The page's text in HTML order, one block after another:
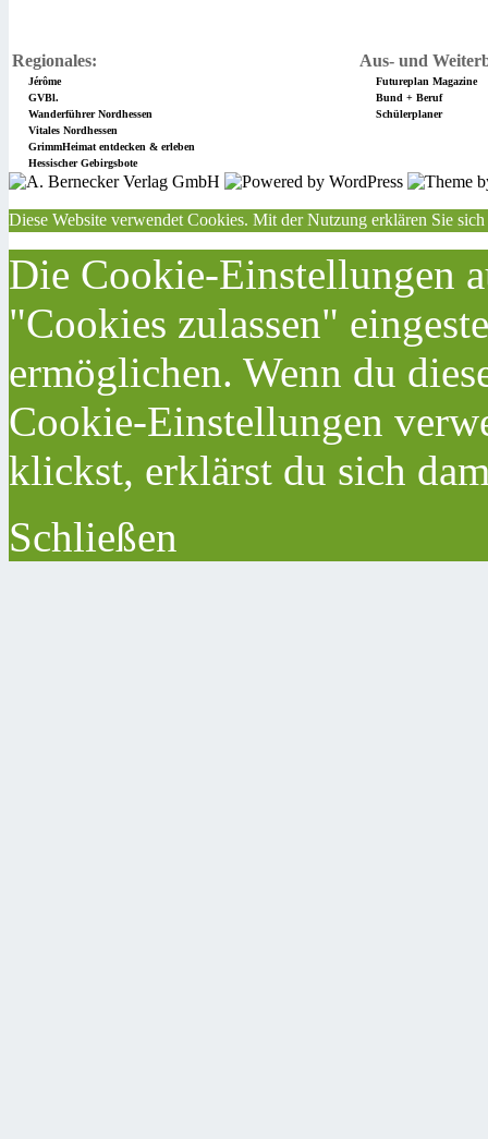
Regionales: Aus- und
Jérôme
Futureplan Magazine
GVBl.
Bund + Beruf
Wanderführer Nordhessen
Schülerplaner
Vitales Nordhessen
GrimmHeimat entdecken & erleben
Hessischer Gebirgsbote
Diese Website verwendet Cookies. Mit der Nutzung erklären Sie
Die Cookie-Einstellungen
"Cookies zulassen"
ermöglichen. Wenn du
Cookie-Einstellungen
klickst, erklärst du sich
Schließen